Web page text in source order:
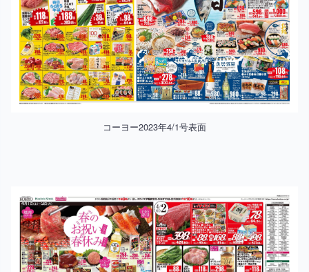
コーヨー2023年4/1号表面